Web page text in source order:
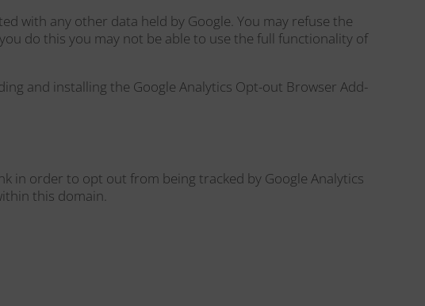
with any other data held by Google. You may refuse the
do this you may not be able to use the full functionality of
and installing the Google Analytics Opt-out Browser Add-
in order to opt out from being tracked by Google Analytics
this domain.